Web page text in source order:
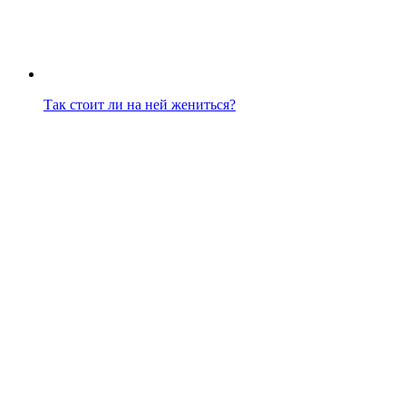
Так стоит ли на ней жениться?